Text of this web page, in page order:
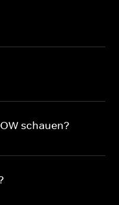
schauen?